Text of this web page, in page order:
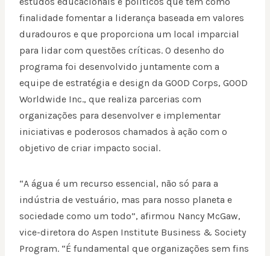
finalidade fomentar a liderança baseada em valores
duradouros e que proporciona um local imparcial
para lidar com questões críticas. O desenho do
programa foi desenvolvido juntamente com a
equipe de estratégia e design da GOOD Corps, GOOD
Worldwide Inc., que realiza parcerias com
organizações para desenvolver e implementar
iniciativas e poderosos chamados à ação com o
objetivo de criar impacto social.
“A água é um recurso essencial, não só para a
indústria de vestuário, mas para nosso planeta e
sociedade como um todo”, afirmou Nancy McGaw,
vice-diretora do Aspen Institute Business & Society
Program. “É fundamental que organizações sem fins